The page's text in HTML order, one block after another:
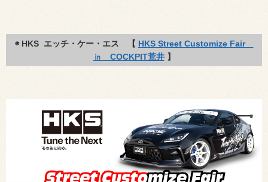
◉ HKS エッチ・ケー・エス 【 HKS Street Customize Fair
㏌ COCKPIT荒井】